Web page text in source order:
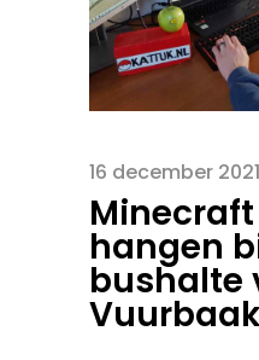
16 december 2021
hangen
bushalte
Vuurbaak